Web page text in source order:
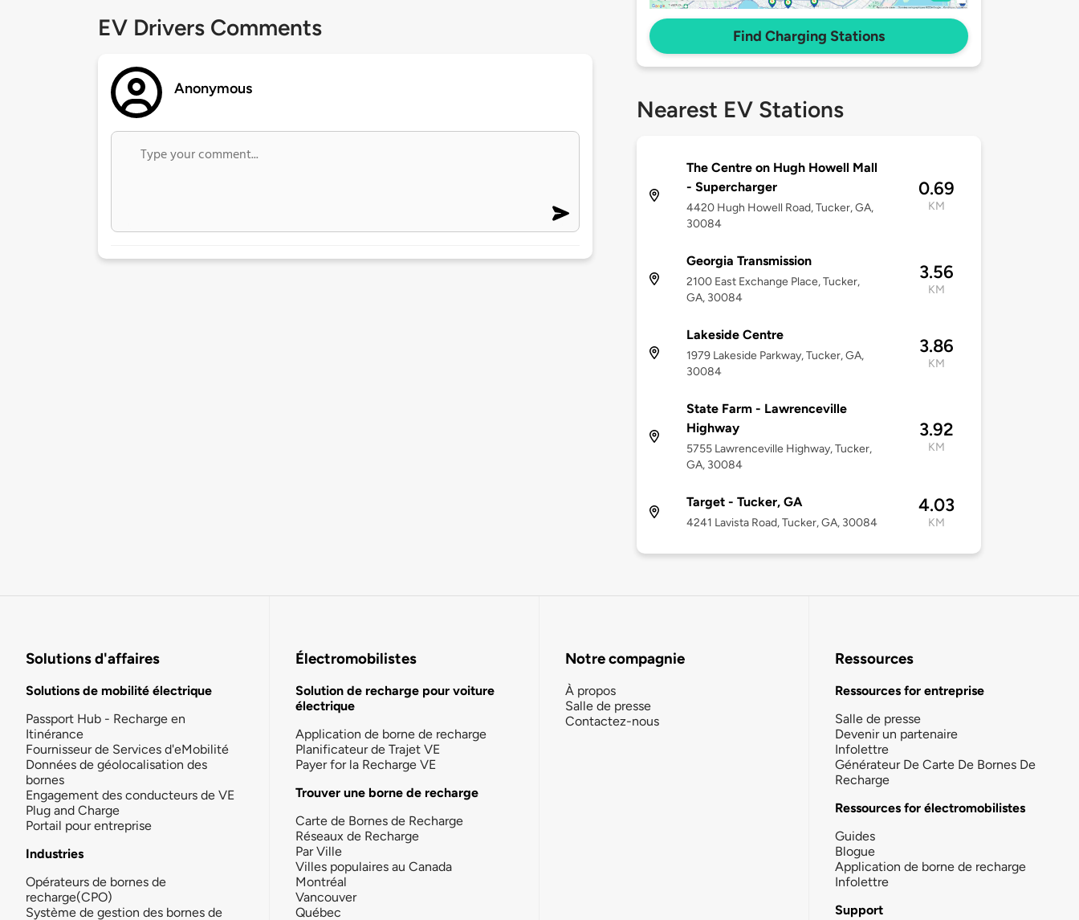
EV Drivers Comments
Anonymous
Find Charging Stations
Nearest EV Stations
The Centre on Hugh Howell Mall
- Supercharger
4420 Hugh Howell Road, Tucker, GA,
30084
0.69
KM
Georgia Transmission
2100 East Exchange Place, Tucker,
GA, 30084
3.56
KM
Lakeside Centre
1979 Lakeside Parkway, Tucker, GA,
30084
3.86
KM
State Farm - Lawrenceville
Highway
5755 Lawrenceville Highway, Tucker,
GA, 30084
3.92
KM
Target - Tucker, GA
4241 Lavista Road, Tucker, GA, 30084
4.03
KM
Solutions d'affaires
Solutions de mobilité électrique
Passport Hub - Recharge en
Itinérance
Fournisseur de Services d'eMobilité
Données de géolocalisation des
bornes
Engagement des conducteurs de VE
Plug and Charge
Portail pour entreprise
Industries
Opérateurs de bornes de
recharge(CPO)
Système de gestion des bornes de
Électromobilistes
Solution de recharge pour voiture
électrique
Application de borne de recharge
Planificateur de Trajet VE
Payer for la Recharge VE
Trouver une borne de recharge
Carte de Bornes de Recharge
Réseaux de Recharge
Par Ville
Villes populaires au Canada
Montréal
Vancouver
Québec
Notre compagnie
À propos
Salle de presse
Contactez-nous
Ressources
Ressources for entreprise
Salle de presse
Devenir un partenaire
Infolettre
Générateur De Carte De Bornes De
Recharge
Ressources for électromobilistes
Guides
Blogue
Application de borne de recharge
Infolettre
Support